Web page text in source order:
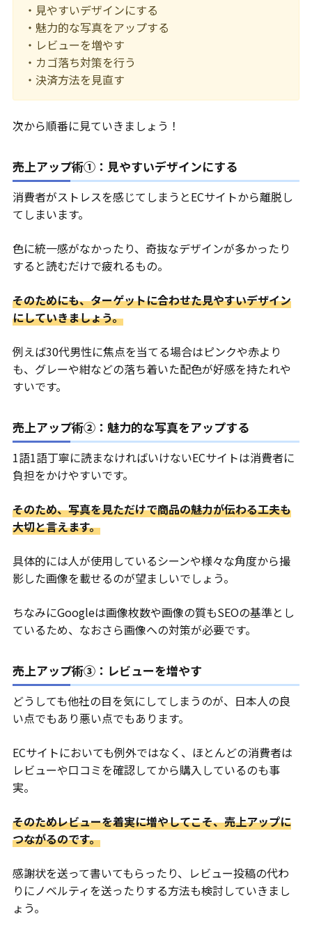
・見やすいデザインにする
・魅力的な写真をアップする
・レビューを増やす
・カゴ落ち対策を行う
・決済方法を見直す
次から順番に見ていきましょう！
売上アップ術①：見やすいデザインにする
消費者がストレスを感じてしまうとECサイトから離脱し
てしまいます。
色に統一感がなかったり、奇抜なデザインが多かったり
すると読むだけで疲れるもの。
そのためにも、ターゲットに合わせた見やすいデザイン
にしていきましょう。
例えば30代男性に焦点を当てる場合はピンクや赤より
も、グレーや紺などの落ち着いた配色が好感を持たれや
すいです。
売上アップ術②：魅力的な写真をアップする
1語1語丁寧に読まなければいけないECサイトは消費者に
負担をかけやすいです。
そのため、写真を見ただけで商品の魅力が伝わる工夫も
大切と言えます。
具体的には人が使用しているシーンや様々な角度から撮
影した画像を載せるのが望ましいでしょう。
ちなみにGoogleは画像枚数や画像の質もSEOの基準とし
ているため、なおさら画像への対策が必要です。
売上アップ術③：レビューを増やす
どうしても他社の目を気にしてしまうのが、日本人の良
い点でもあり悪い点でもあります。
ECサイトにおいても例外ではなく、ほとんどの消費者は
レビューや口コミを確認してから購入しているのも事
実。
そのためレビューを着実に増やしてこそ、売上アップに
つながるのです。
感謝状を送って書いてもらったり、レビュー投稿の代わ
りにノベルティを送ったりする方法も検討していきまし
ょう。